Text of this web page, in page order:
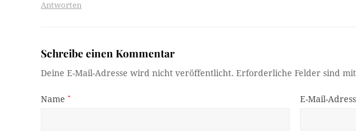
Antworten
Schreibe einen Kommentar
Deine E-Mail-Adresse wird nicht veröffentlicht. Erforderliche Felder sind
Name* E-Mail-